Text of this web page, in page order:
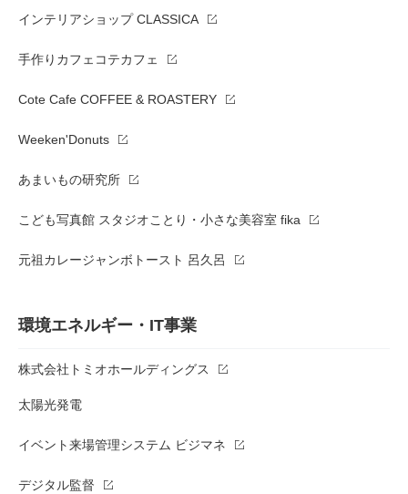
インテリアショップ CLASSICA
手作りカフェコテカフェ
Cote Cafe COFFEE & ROASTERY
Weeken'Donuts
あまいもの研究所
こども写真館 スタジオことり・小さな美容室 fika
元祖カレージャンボトースト 呂久呂
環境エネルギー・IT事業
株式会社トミオホールディングス
太陽光発電
イベント来場管理システム ビジマネ
デジタル監督